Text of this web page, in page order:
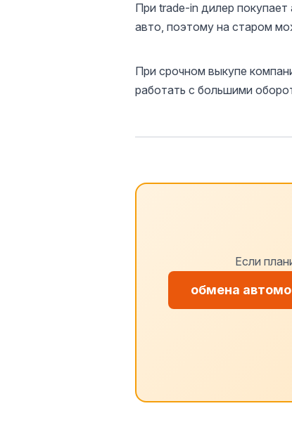
При trade-in дилер
авто, поэтому на старом
При срочном выкупе
работать с большими
Если
обмена